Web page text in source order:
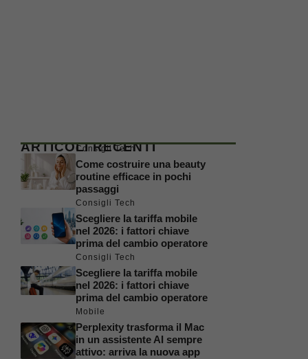
ARTICOLI RECENTI
Consigli Tech
Come costruire una beauty
routine efficace in pochi
passaggi
Consigli Tech
Scegliere la tariffa mobile
nel 2026: i fattori chiave
prima del cambio operatore
Consigli Tech
Scegliere la tariffa mobile
nel 2026: i fattori chiave
prima del cambio operatore
Mobile
Perplexity trasforma il Mac
in un assistente AI sempre
attivo: arriva la nuova app